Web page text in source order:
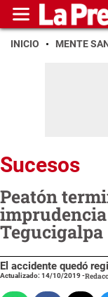
INICIO MENTE
Sucesos
Peatón
imprudencia
Tegucigalpa
El accidente quedó
Actualizado: 14/10/2019-